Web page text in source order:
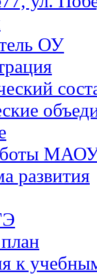
ОУ
развития
к